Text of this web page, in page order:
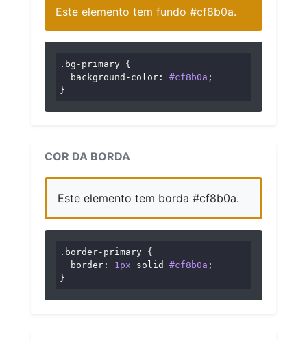
Este elemento tem fundo #cf8b0a.
.bg-primary {
background-color : #cf8b0a ;
}
COR DA BORDA
Este elemento tem borda #cf8b0a.
.border-primary {
border : 1px solid #cf8b0a ;
}